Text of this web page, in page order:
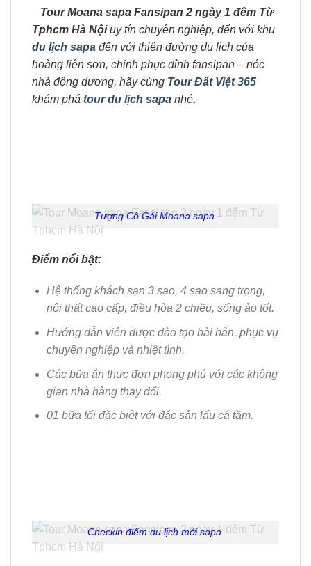
Tour Moana sapa Fansipan 2 ngày 1 đêm Từ
Tphcm Hà Nộiuy tín chuyên nghiệp, đến với khu
du lịch sapa đến với thiên đường du lịch của
hoàng liên sơn, chinh phục đỉnh fansipan – nóc
nhà đông dương, hãy cùng Tour Đất Việt 365
khám phá tour du lịch sapa nhé.
Tượng Cô Gái Moana sapa.
Điểm nổi bật:
Hệ thống khách sạn 3 sao, 4 sao sang trọng,
nội thất cao cấp, điều hòa 2 chiều, sống ảo tốt.
Hướng dẫn viên được đào tạo bài bản, phục vụ
chuyên nghiệp và nhiệt tình.
Các bữa ăn thực đơn phong phú với các không
gian nhà hàng thay đổi.
01 bữa tối đặc biệt với đặc sản lẩu cá tầm.
Checkin điểm du lịch mới sapa.